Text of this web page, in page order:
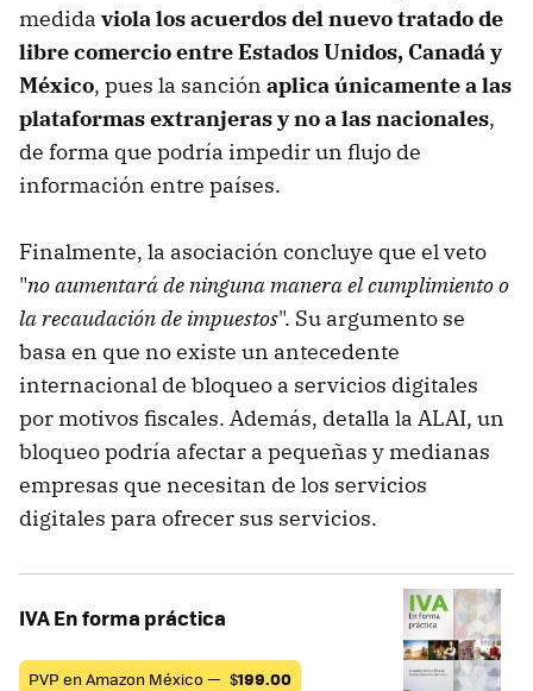
medida viola los acuerdos del nuevo tratado de
libre comercio entre Estados Unidos, Canadá y
México, pues la sanción aplica únicamente a las
plataformas extranjeras y no a las nacionales,
de forma que podría impedir un flujo de
información entre países.
Finalmente, la asociación concluye que el veto
"no aumentará de ninguna manera el cumplimiento o
la recaudación de impuestos". Su argumento se
basa en que no existe un antecedente
internacional de bloqueo a servicios digitales
por motivos fiscales. Además, detalla la ALAI, un
bloqueo podría afectar a pequeñas y medianas
empresas que necesitan de los servicios
digitales para ofrecer sus servicios.
IVA En forma práctica
PVP en Amazon México — $199.00